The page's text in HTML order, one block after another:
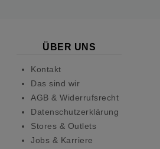
ÜBER UNS
Kontakt
Das sind wir
AGB & Widerrufsrecht
Datenschutzerklärung
Stores & Outlets
Jobs & Karriere